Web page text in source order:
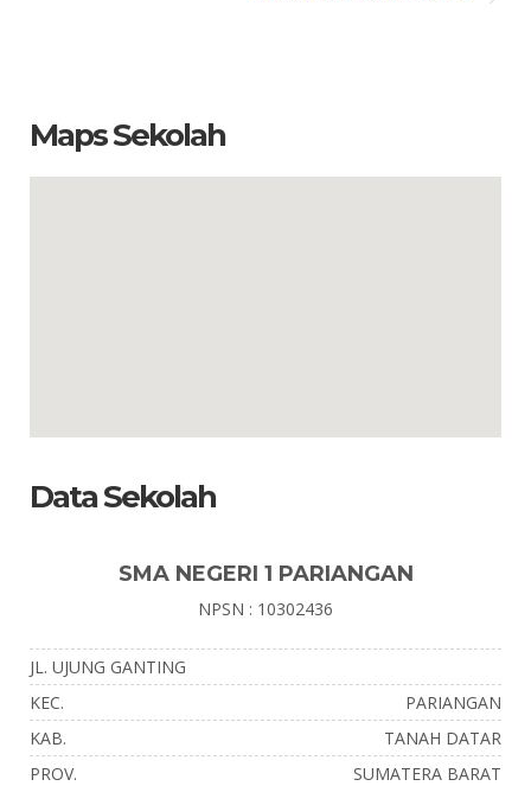
Maps Sekolah
Data Sekolah
SMA NEGERI 1 PARIANGAN
NPSN : 10302436
JL. UJUNG GANTING
KEC.
PARIANGAN
KAB.
TANAH DATAR
PROV.
SUMATERA BARAT